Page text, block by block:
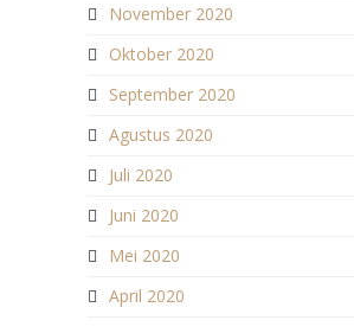
November 2020
Oktober 2020
September 2020
Agustus 2020
Juli 2020
Juni 2020
Mei 2020
April 2020